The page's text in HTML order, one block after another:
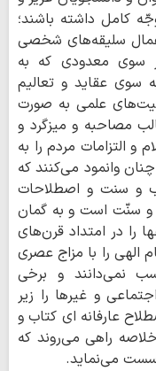
كامل داشته باشند؛
سليقه‌هاى شخصى
سوى معدودى كه به
سوى عقايد و تعاليم
علمى به صورت
مصاحبه و ميزگرد و
و التزامات مردم را به
وانمود مى‌كنند كه
و سنت و اصطلاحات
و سنّت است و به گمان
را در امتداد قرن‌هاى
الهى را با مزاج عصرى
نمى‌دانند و برخی
و غيرها را زير
عارفانه اى كتاب و
راهى مى‌روند كه
سست مى‌نمايد.